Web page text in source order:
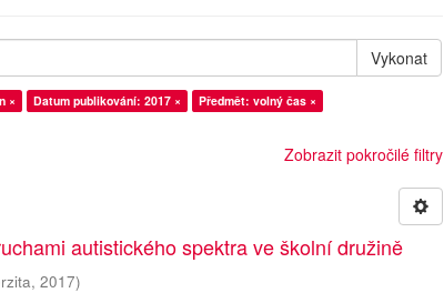
Vykonat
× Datum publikování: 2017 ×
Předmět: volný čas ×
Zobrazit pokročilé filtry
autistického spektra ve školní družině
,2017)